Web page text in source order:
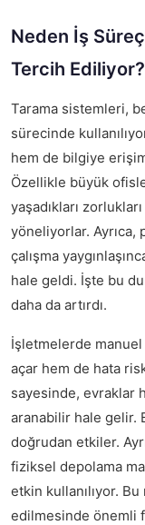
Neden İş
Tercih Ediliyor?
Tarama sistemleri,
sürecinde
hem de bilgiye erişim
Özellikle büyük
yaşadıkları
yöneliyorlar.
çalışma
hale geldi. İşte bu
daha da artırdı.
İşletmelerde
açar hem de hata
sayesinde, evraklar
aranabilir hale gelir.
doğrudan etkiler.
fiziksel depolama
etkin kullanılıyor.
edilmesinde önemli